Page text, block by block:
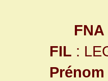
FNA
FIL :
Prénom